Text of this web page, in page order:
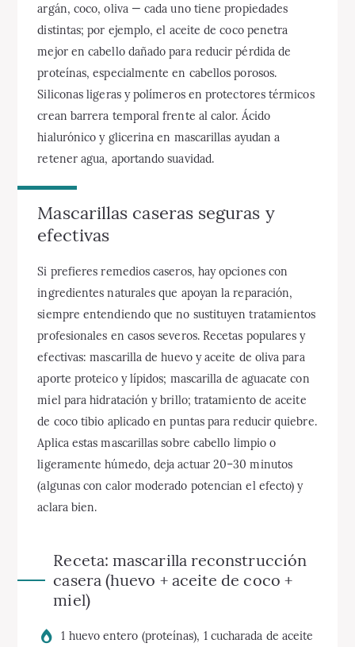
argán, coco, oliva — cada uno tiene propiedades
distintas; por ejemplo, el aceite de coco penetra
mejor en cabello dañado para reducir pérdida de
proteínas, especialmente en cabellos porosos.
Siliconas ligeras y polímeros en protectores térmicos
crean barrera temporal frente al calor. Ácido
hialurónico y glicerina en mascarillas ayudan a
retener agua, aportando suavidad.
Mascarillas caseras seguras y
efectivas
Si prefieres remedios caseros, hay opciones con
ingredientes naturales que apoyan la reparación,
siempre entendiendo que no sustituyen tratamientos
profesionales en casos severos. Recetas populares y
efectivas: mascarilla de huevo y aceite de oliva para
aporte proteico y lípidos; mascarilla de aguacate con
miel para hidratación y brillo; tratamiento de aceite
de coco tibio aplicado en puntas para reducir quiebre.
Aplica estas mascarillas sobre cabello limpio o
ligeramente húmedo, deja actuar 20–30 minutos
(algunas con calor moderado potencian el efecto) y
aclara bien.
Receta: mascarilla reconstrucción
casera (huevo + aceite de coco +
miel)
1 huevo entero (proteínas), 1 cucharada de aceite